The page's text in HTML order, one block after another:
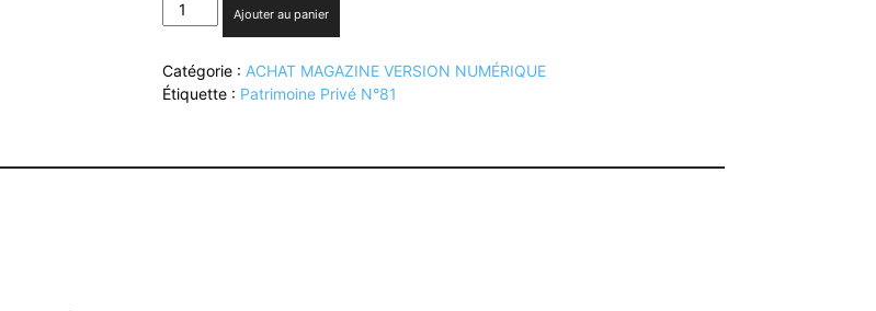
de
PRIVÉ
N°81
Ajouter au panier
Catégorie : ACHAT MAGAZINE VERSION NUMÉRIQUE
Étiquette : Patrimoine Privé N°81